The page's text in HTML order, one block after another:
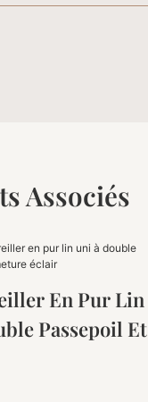
Associés
En Pur Lin
Passepoil Et